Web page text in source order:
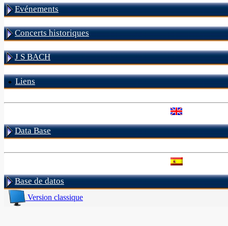
Evénements
Concerts historiques
J S BACH
Liens
Data Base
Base de datos
Version classique